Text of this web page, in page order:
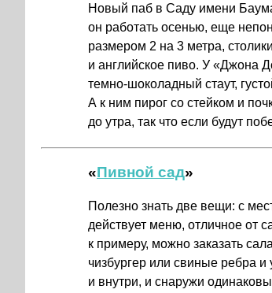
Новый паб в Саду имени
он работать осенью, еще
размером 2 на 3 метра,
и английское пиво. У «Джона
темно-шоколадный стаут,
А к ним пирог со стейком и
до утра, так что если будут
«Пивной сад»
Полезно знать две вещи: с
действует меню, отличное от
к примеру, можно заказать
чизбургер или свиные ребра
и внутри, и снаружи